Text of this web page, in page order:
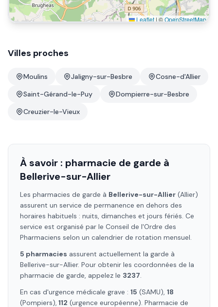
Leaflet | ©OpenStreetMap
Villes proches
Moulins Jaligny-sur-Besbre
Cosne-d'Allier
Saint-Gérand-le-Puy
Dompierre-sur-Besbre
Creuzier-le-Vieux
À savoir : pharmacie de garde à
Bellerive-sur-Allier
Les pharmacies de garde à Bellerive-sur-Allier (Allier)
assurent un service de permanence en dehors des
horaires habituels : nuits, dimanches et jours fériés. Ce
service est organisé par le Conseil de l'Ordre des
Pharmaciens selon un calendrier de rotation mensuel.
5 pharmacies assurent actuellement la garde à
Bellerive-sur-Allier. Pour obtenir les coordonnées de la
pharmacie de garde, appelez le 3237.
En cas d'urgence médicale grave : 15 (SAMU), 18
(Pompiers), 112 (urgence européenne). Pharmacie de